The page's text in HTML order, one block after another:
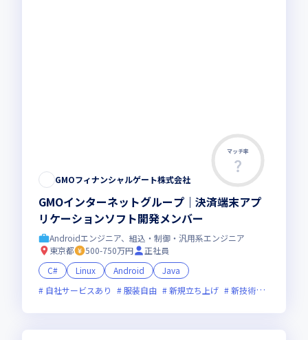
マッチ率
GMOフィナンシャルゲート株式会社
GMOインターネットグループ｜決済端末アプ
リケーションソフト開発メンバー
Androidエンジニア、組込・制御・汎用系エンジニア
東京都
500-750万円
正社員
C#
Linux Android
Java
自社サービスあり
服装自由 新規立ち上げ 新技術に積極的